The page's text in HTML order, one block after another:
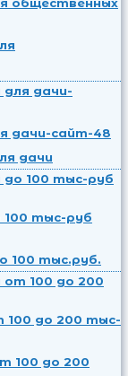
дачи
100 тыс.руб.
100 до 200